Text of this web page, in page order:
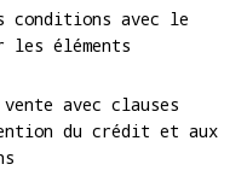
conditions avec le
les éléments
avec clauses
du crédit et aux